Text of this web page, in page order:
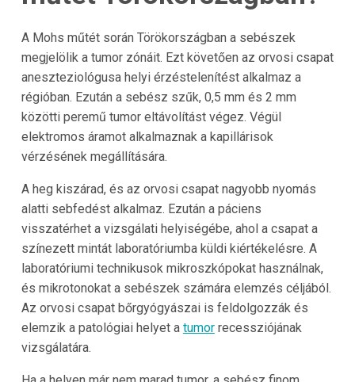
A Mohs műtét során Törökországban a sebészek
megjelölik a tumor zónáit. Ezt követően az orvosi csapat
aneszteziológusa helyi érzéstelenítést alkalmaz a
régióban. Ezután a sebész szűk, 0,5 mm és 2 mm
közötti peremű tumor eltávolítást végez. Végül
elektromos áramot alkalmaznak a kapillárisok
vérzésének megállítására.
A heg kiszárad, és az orvosi csapat nagyobb nyomás
alatti sebfedést alkalmaz. Ezután a páciens
visszatérhet a vizsgálati helyiségébe, ahol a csapat a
színezett mintát laboratóriumba küldi kiértékelésre. A
laboratóriumi technikusok mikroszkópokat használnak,
és mikrotonokat a sebészek számára elemzés céljából.
Az orvosi csapat bőrgyógyászai is feldolgozzák és
elemzik a patológiai helyet a tumorrecessziójának
vizsgálatára.